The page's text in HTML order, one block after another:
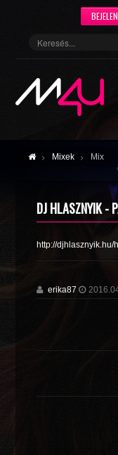
Mixek Mix
DJ HLASZNYIK -
http://djhlasznyik.hu/
erika87